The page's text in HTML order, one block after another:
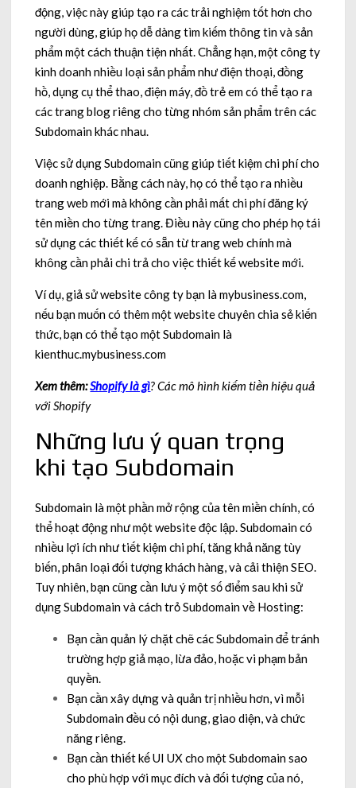
động, việc này giúp tạo ra các trải nghiệm tốt hơn cho
người dùng, giúp họ dễ dàng tìm kiếm thông tin và sản
phẩm một cách thuận tiện nhất. Chẳng hạn, một công ty
kinh doanh nhiều loại sản phẩm như điện thoại, đồng
hồ, dụng cụ thể thao, điện máy, đồ trẻ em có thể tạo ra
các trang blog riêng cho từng nhóm sản phẩm trên các
Subdomain khác nhau.
Việc sử dụng Subdomain cũng giúp tiết kiệm chi phí cho
doanh nghiệp. Bằng cách này, họ có thể tạo ra nhiều
trang web mới mà không cần phải mất chi phí đăng ký
tên miền cho từng trang. Điều này cũng cho phép họ tái
sử dụng các thiết kế có sẵn từ trang web chính mà
không cần phải chi trả cho việc thiết kế website mới.
Ví dụ, giả sử website công ty bạn là mybusiness.com,
nếu bạn muốn có thêm một website chuyên chia sẻ kiến
thức, bạn có thể tạo một Subdomain là
kienthuc.mybusiness.com
Xem thêm:Shopify là gì? Các mô hình kiếm tiền hiệu quả
với Shopify
Những lưu ý quan trọng
khi tạo Subdomain
Subdomain là một phần mở rộng của tên miền chính, có
thể hoạt động như một website độc lập. Subdomain có
nhiều lợi ích như tiết kiệm chi phí, tăng khả năng tùy
biến, phân loại đối tượng khách hàng, và cải thiện SEO.
Tuy nhiên, bạn cũng cần lưu ý một số điểm sau khi sử
dụng Subdomain và cách trỏ Subdomain về Hosting:
Bạn cần quản lý chặt chẽ các Subdomain để tránh
trường hợp giả mạo, lừa đảo, hoặc vi phạm bản
quyền.
Bạn cần xây dựng và quản trị nhiều hơn, vì mỗi
Subdomain đều có nội dung, giao diện, và chức
năng riêng.
Bạn cần thiết kế UI UX cho một Subdomain sao
cho phù hợp với mục đích và đối tượng của nó,